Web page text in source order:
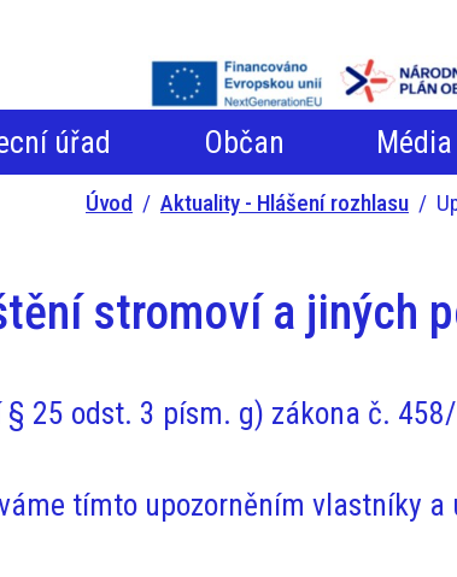
úřad Občan Média
Úvod Aktuality - Hlášení rozhlasu
stromoví a jiných
25 odst. 3 písm. g) zákona č.
tímto upozorněním vlastníky a